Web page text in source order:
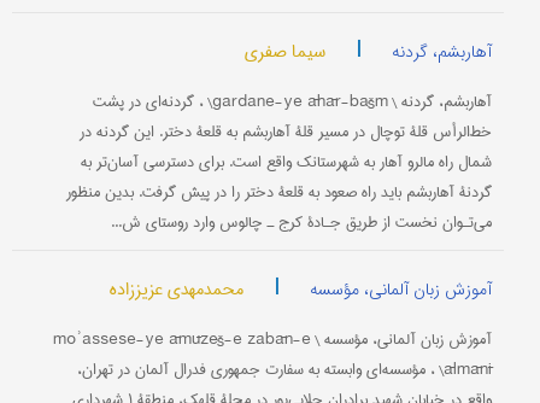
آهاربشم، گردنه | سیما صفری
‌آهاربشم، گردنه \ gardane-ye āhār-bašm\ ، گردنه‌ای در پشت
خط‌الرأس قلۀ توچال در مسیر قلۀ آهاربشم به قلعۀ دختر. این گردنه در
شمال راه مالرو آهار به شهرستانک واقع است. برای دسترسی آسان‌تر به
گردنۀ آهاربشم باید راه صعود به قلعۀ دختر را در پیش گرفت. بدین منظور
می‌تـوان نخست از طریق جـادۀ کرج ـ چالوس وارد روستای ش...
آموزش زبان آلمانی، مؤسسه | محمدمهدی عزیززاده
آموزش زبان آلمانی، مؤسسه \ moʾassese-ye āmūzeš-e zabān-e
ālmānī\ ، مؤسسه‌ای وابسته به سفارت جمهوری فدرال آلمان در تهران،